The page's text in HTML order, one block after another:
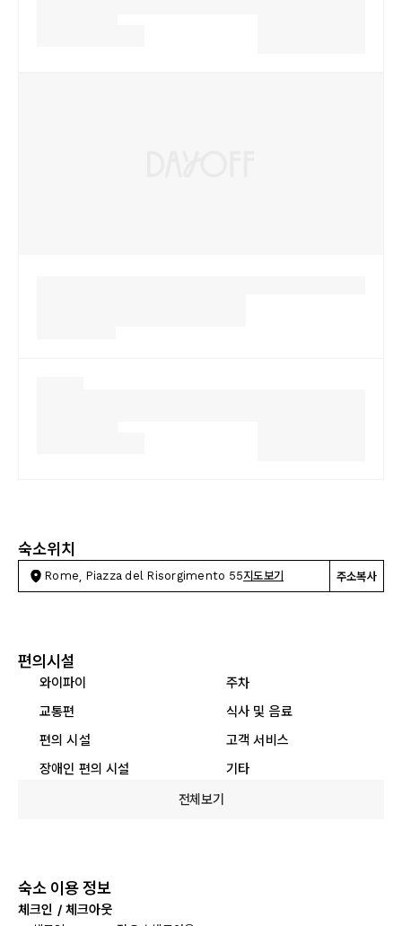
숙소위치
Rome, Piazza del Risorgimento 55지도보기 주소복사
편의시설
와이파이
주차
교통편
식사 및 음료
편의 시설
고객 서비스
장애인 편의 시설
기타
전체보기
숙소 이용 정보
체크인 / 체크아웃